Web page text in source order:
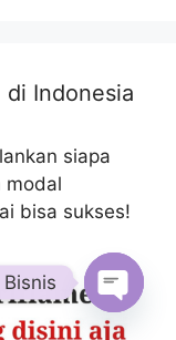
di Indonesia
siapa
modal
bisa sukses!
Open